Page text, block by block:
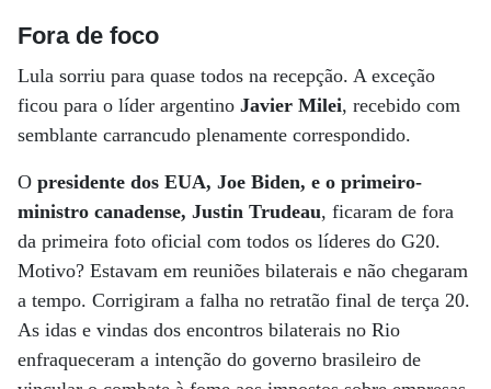
Fora de foco
Lula sorriu para quase todos na recepção. A exceção
ficou para o líder argentino Javier Milei, recebido com
semblante carrancudo plenamente correspondido.
O presidente dos EUA, Joe Biden, e o primeiro-
ministro canadense, Justin Trudeau, ficaram de fora
da primeira foto oficial com todos os líderes do G20.
Motivo? Estavam em reuniões bilaterais e não chegaram
a tempo. Corrigiram a falha no retratão final de terça 20.
As idas e vindas dos encontros bilaterais no Rio
enfraqueceram a intenção do governo brasileiro de